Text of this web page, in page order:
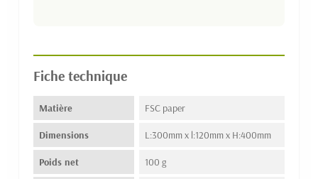
Fiche technique
Matière FSC paper
Dimensions L:300mm x l:120mm x H:400mm
Poids net 100 g